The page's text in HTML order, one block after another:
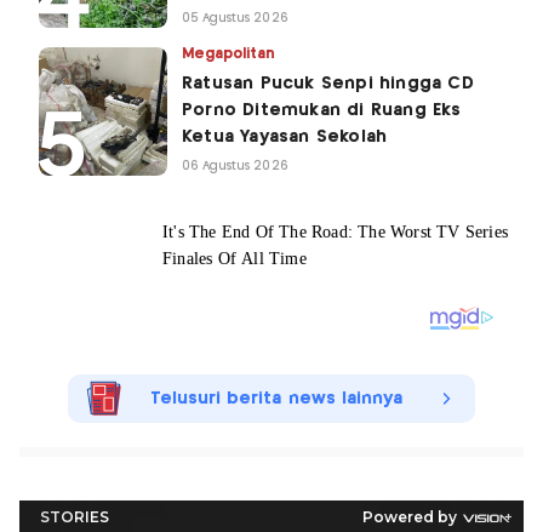
05 Agustus 2026
Megapolitan
Ratusan Pucuk Senpi hingga CD
Porno Ditemukan di Ruang Eks
Ketua Yayasan Sekolah
06 Agustus 2026
Telusuri berita news lainnya